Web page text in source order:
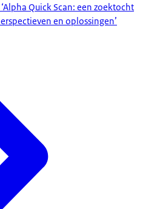
Quick Scan: een zoektocht
en oplossingen’